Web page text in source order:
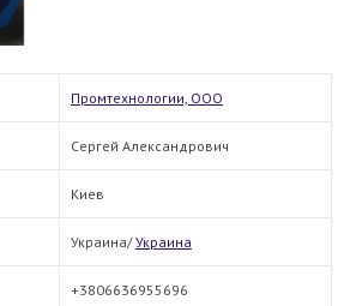
Промтехнологии, ООО
Сергей Александрович
Киев
Украина/Украина
+3806636955696